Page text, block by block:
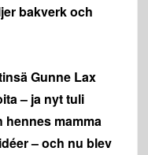
bakverk och
Gunne Lax
– ja nyt tuli
hennes mamma
– och nu blev